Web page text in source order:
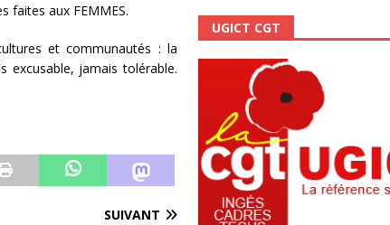
faites aux FEMMES.
et communautés : la
excusable, jamais tolérable.
SUIVANT
UGICT CGT